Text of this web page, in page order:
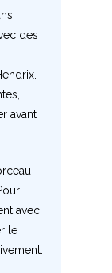
des
avant
avec
le